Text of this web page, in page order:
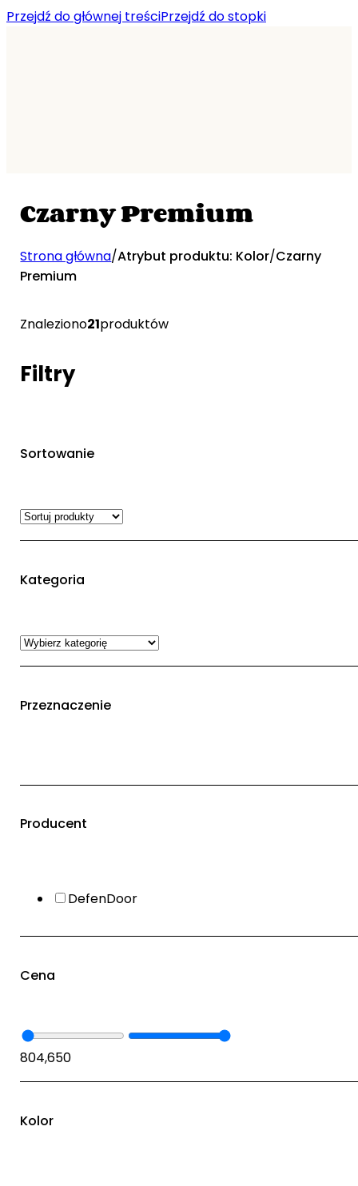
Przejdź do głównej treściPrzejdź do stopki
Czarny Premium
Strona główna/Atrybut produktu: Kolor/Czarny
Premium
Znaleziono21produktów
Filtry
Sortowanie
Kategoria
Przeznaczenie
Producent
DefenDoor
Cena
804,650
Kolor